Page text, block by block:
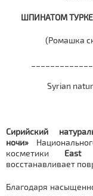
ШПИНАТОМ
(Ромашка
Syrian
Сирийский
ночи»
косметики
восстанавливает
Благодаря